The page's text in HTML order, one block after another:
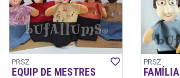
PRSZ
EQUIP DE MESTRES
PRSZ
FAMÍLIA